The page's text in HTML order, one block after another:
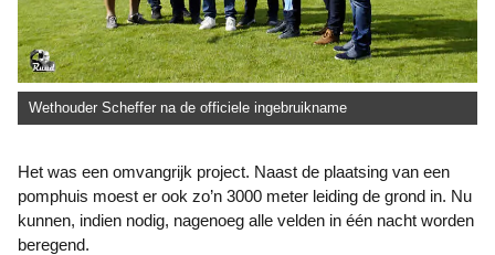
Wethouder Scheffer na de officiele ingebruikname
Het was een omvangrijk project. Naast de plaatsing van een
pomphuis moest er ook zo’n 3000 meter leiding de grond in. Nu
kunnen, indien nodig, nagenoeg alle velden in één nacht worden
beregend.